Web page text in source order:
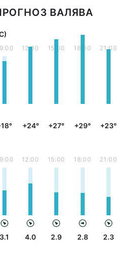
ВАЛЯВА
12:00
+24°
15:00
+27°
18:00
+29°
21:00
+23°
3.1
12:00
4.0
15:00
2.9
18:00
2.8
21:00
2.3